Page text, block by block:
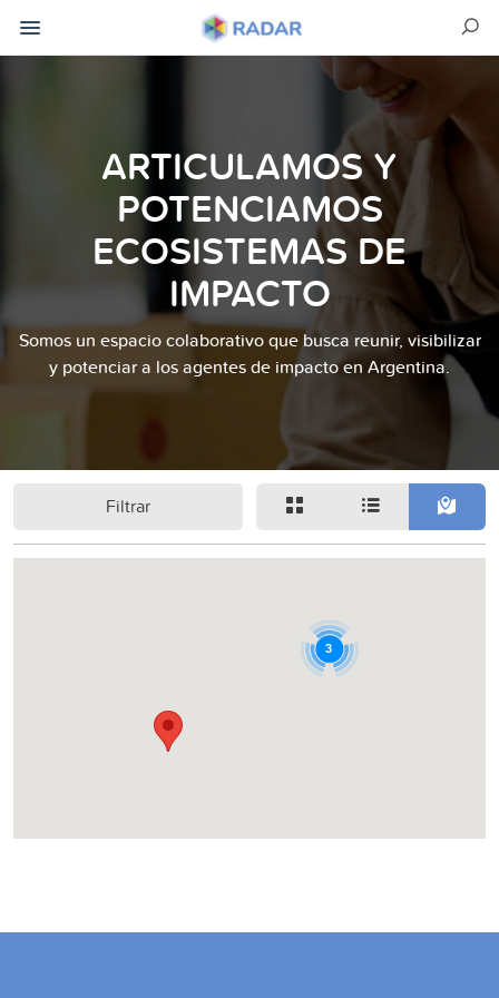
ARTICULAMOS Y
POTENCIAMOS
ECOSISTEMAS DE
IMPACTO
Somos un espacio colaborativo que busca reunir, visibilizar
y potenciar a los agentes de impacto en Argentina.
Filtrar
3